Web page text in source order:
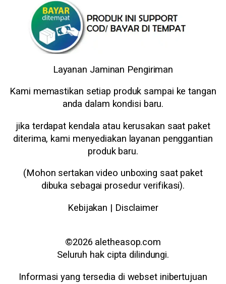
Layanan Jaminan Pengiriman
Kami memastikan setiap produk sampai ke tangan
anda dalam kondisi baru.
jika terdapat kendala atau kerusakan saat paket
diterima, kami menyediakan layanan penggantian
produk baru.
(Mohon sertakan video unboxing saat paket
dibuka sebagai prosedur verifikasi).
Kebijakan | Disclaimer
©️2026 aletheasop.com
Seluruh hak cipta dilindungi.
Informasi yang tersedia di webset inibertujuan